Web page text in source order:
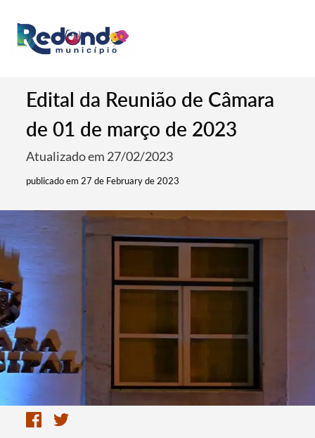
Edital da Reunião de Câmara
de 01 de março de 2023
Atualizado em 27/02/2023
publicado em 27 de February de 2023